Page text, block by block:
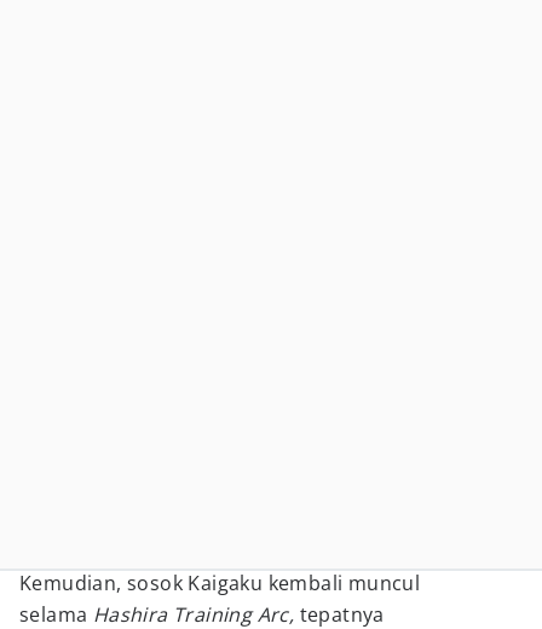
Kemudian, sosok Kaigaku kembali muncul
selama Hashira Training Arc, tepatnya